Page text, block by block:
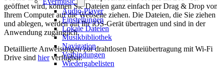
Audio-Player
Einstellungen
Lokale Dateien
Musikbibliothek
Navigation
Verbindungen
Wiedergabelisten
geöffnet wird, können Sie Dateien ganz einfach per Drag & Drop
Ihrem Computer auf die Webseite ziehen. Die Dateien, die Sie ziehen
und ablegen, werden auf Ihr iOS-Gerät übertragen und sind in der
Anwendung zugänglich.
Detaillierte Anweisungen zur drahtlosen Dateiübertragung mit Wi-Fi
Drive sind hierverfügbar.